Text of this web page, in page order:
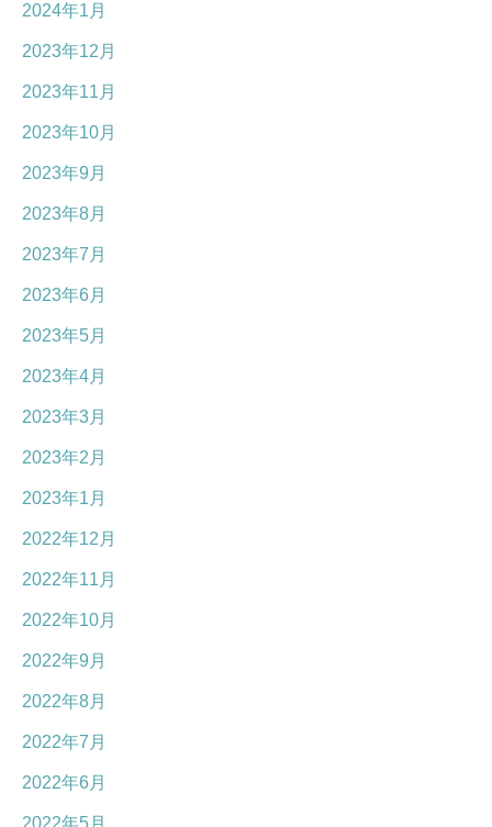
2024年1月
2023年12月
2023年11月
2023年10月
2023年9月
2023年8月
2023年7月
2023年6月
2023年5月
2023年4月
2023年3月
2023年2月
2023年1月
2022年12月
2022年11月
2022年10月
2022年9月
2022年8月
2022年7月
2022年6月